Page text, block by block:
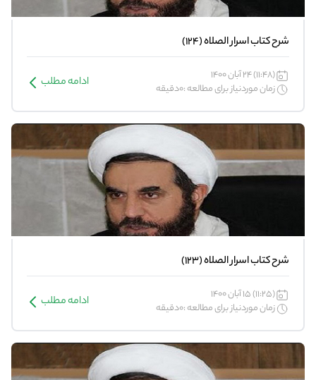
شرح کتاب اسرار الصلاه (124)
(11:48) 24 آبان 1400
زمان موردنیاز برای مطالعه :0دقیقه
ادامه مطلب
شرح کتاب اسرار الصلاه (123)
(11:25) 15 آبان 1400
زمان موردنیاز برای مطالعه :0دقیقه
ادامه مطلب